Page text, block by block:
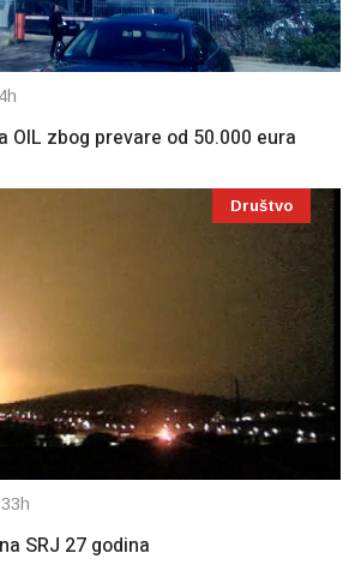
OIL zbog prevare od 50.000 eura
Društvo
SRJ 27 godina